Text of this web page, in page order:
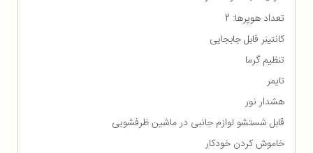
تعداد هوپرها: 2
کانتینر قابل جابجایی
تنظیم گرما
تایمر
هشدار نور
قابل شستشو لوازم جانبی در ماشین ظرفشویی
خاموش کردن خودکار